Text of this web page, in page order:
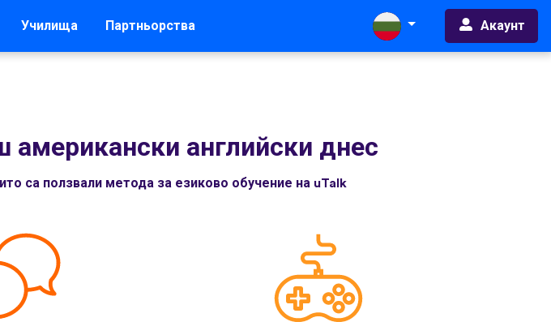
Училища Партньорства Акаунт
американски английски днес
са ползвали метода за езиково обучение на uTalk